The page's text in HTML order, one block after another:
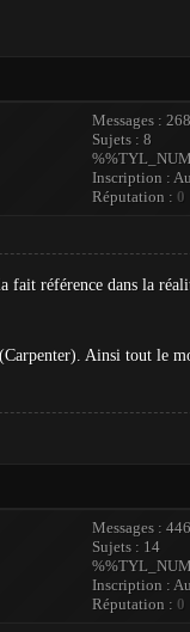
Messages : 268
Sujets : 8
Inscription :
Réputation : 0
fait référence dans la
Ainsi tout le
Messages : 446
Sujets : 14
Inscription :
Réputation : 0